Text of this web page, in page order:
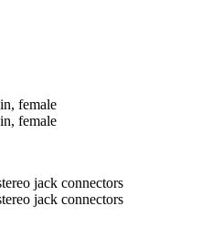
female
female
jack connectors
jack connectors